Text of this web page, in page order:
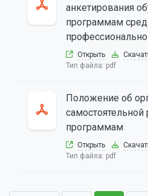
анкетирования
программам
Открыть
Тип файла: pdf
Положение об
самостоятельной
программам
Открыть
Тип файла: pdf